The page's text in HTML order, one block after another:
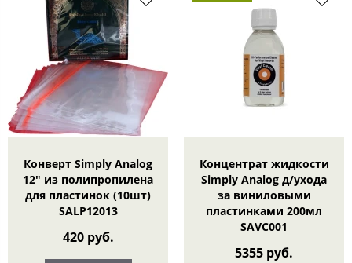
Конверт Simply Analog
12" из полипропилена
для пластинок (10шт)
SALP12013
420 руб.
Концентрат жидкости
Simply Analog д/ухода
за виниловыми
пластинками 200мл
SAVC001
5355 руб.